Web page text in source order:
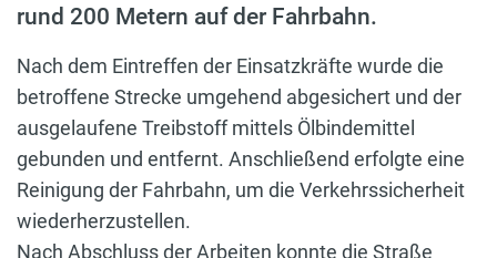
rund 200 Metern auf der Fahrbahn.
Nach dem Eintreffen der Einsatzkräfte wurde die
betroffene Strecke umgehend abgesichert und der
ausgelaufene Treibstoff mittels Ölbindemittel
gebunden und entfernt. Anschließend erfolgte eine
Reinigung der Fahrbahn, um die Verkehrssicherheit
wiederherzustellen.
Nach Abschluss der Arbeiten konnte die Straße